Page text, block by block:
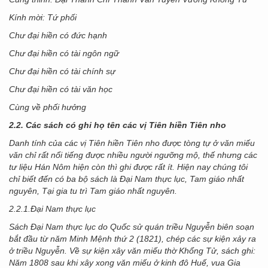
Kính mời: Tứ phối
Chư đại hiền có đức hạnh
Chư đại hiền có tài ngôn ngữ
Chư đại hiền có tài chính sự
Chư đại hiền có tài văn học
Cùng về phối hưởng
2.2. Các sách có ghi họ tên các vị Tiên hiền Tiên nho
Danh tính của các vị Tiên hiền Tiên nho được tòng tự ở văn miếu
văn chỉ rất nổi tiếng được nhiều người ngưỡng mộ, thế nhưng các
tư liệu Hán Nôm hiện còn thì ghi được rất ít. Hiện nay chúng tôi
chỉ biết đến có ba bộ sách là Đại Nam thực lục, Tam giáo nhất
nguyên, Tại gia tu trì Tam giáo nhất nguyên.
2.2.1.Đại Nam thực lục
Sách Đại Nam thực lục do Quốc sử quán triều Nguyễn biên soạn
bắt đầu từ năm Minh Mệnh thứ 2 (1821), chép các sự kiện xảy ra
ở triều Nguyễn. Về sự kiện xây văn miếu thờ Khổng Tử, sách ghi:
Năm 1808 sau khi xây xong văn miếu ở kinh đô Huế, vua Gia